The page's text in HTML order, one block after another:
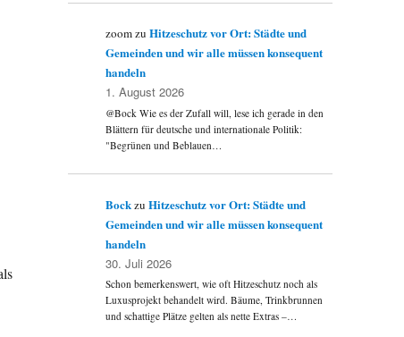
zoomzuHitzeschutz vor Ort: Städte und
Gemeinden und wir alle müssen konsequent
handeln
1. August 2026
@Bock Wie es der Zufall will, lese ich gerade in den
Blättern für deutsche und internationale Politik:
"Begrünen und Beblauen…
BockzuHitzeschutz vor Ort: Städte und
Gemeinden und wir alle müssen konsequent
handeln
30. Juli 2026
Schon bemerkenswert, wie oft Hitzeschutz noch als
Luxusprojekt behandelt wird. Bäume, Trinkbrunnen
und schattige Plätze gelten als nette Extras –…